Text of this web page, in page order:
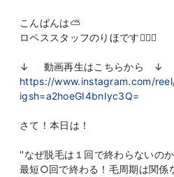
こんばんは⛅️
ロペススタッフのりほです👩🏻‍⚕️
↓ 動画再生はこちらから ↓
https://www.instagram.com/
igsh=a2hoeGI4bnIyc3Q=
さて！本日は！
''なぜ脱毛は１回で終わらないの
最短○回で終わる！毛周期は関係